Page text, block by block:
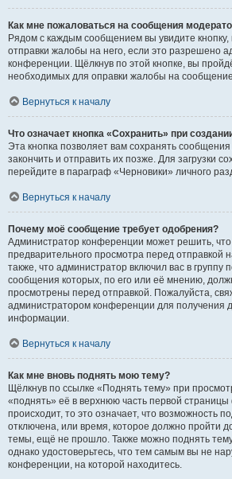
Как мне пожаловаться на сообщения
Рядом с каждым сообщением вы увидите
отправки жалобы на него, если это разрешено
конференции. Щёлкнув по этой кнопке, вы
необходимых для оправки жалобы на
Вернуться к началу
Что означает кнопка «Сохранить» при
Эта кнопка позволяет вам сохранять сообщения
закончить и отправить их позже. Для загрузки
перейдите в параграф «Черновики» личного
Вернуться к началу
Почему моё сообщение требует одобрения?
Администратор конференции может решить,
предварительного просмотра перед отправкой
также, что администратор включил вас в группу
сообщения которых, по его или её мнению,
просмотрены перед отправкой. Пожалуйста,
администратором конференции для получения
информации.
Вернуться к началу
Как мне вновь поднять мою тему?
Щёлкнув по ссылке «Поднять тему» при
«поднять» её в верхнюю часть первой
происходит, то это означает, что возможность
отключена, или время, которое должно пройти
темы, ещё не прошло. Также можно поднять
однако удостоверьтесь, что тем самым вы не
конференции, на которой находитесь.